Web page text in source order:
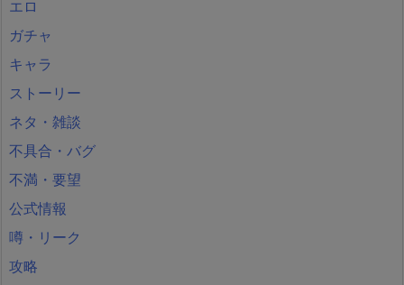
エロ
ガチャ
キャラ
ストーリー
ネタ・雑談
不具合・バグ
不満・要望
公式情報
噂・リーク
攻略